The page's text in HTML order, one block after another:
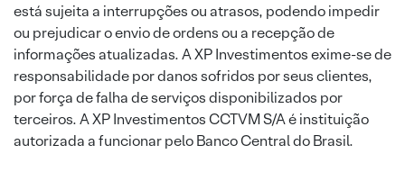
está sujeita a interrupções ou atrasos, podendo impedir
ou prejudicar o envio de ordens ou a recepção de
informações atualizadas. A XP Investimentos exime-se de
responsabilidade por danos sofridos por seus clientes,
por força de falha de serviços disponibilizados por
terceiros. A XP Investimentos CCTVM S/A é instituição
autorizada a funcionar pelo Banco Central do Brasil.